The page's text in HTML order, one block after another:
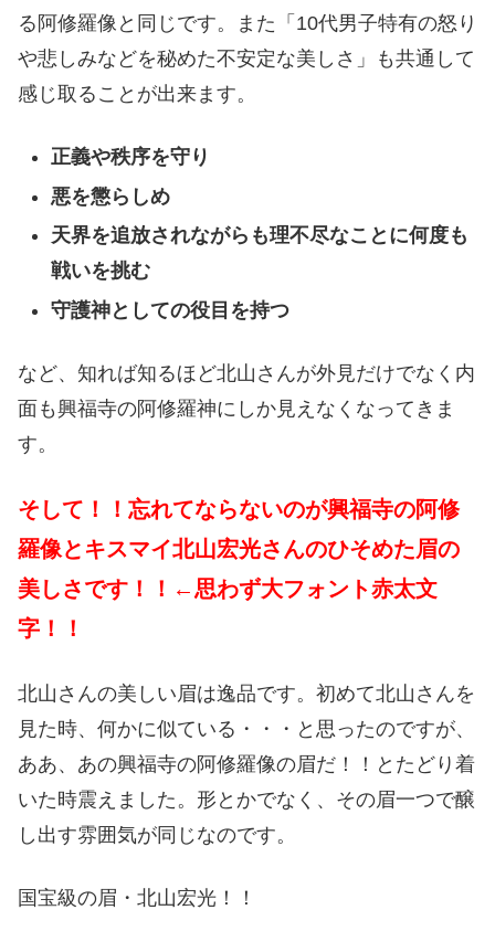
る阿修羅像と同じです。また「10代男子特有の怒り
や悲しみなどを秘めた不安定な美しさ」も共通して
感じ取ることが出来ます。
正義や秩序を守り
悪を懲らしめ
天界を追放されながらも理不尽なことに何度も
戦いを挑む
守護神としての役目を持つ
など、知れば知るほど北山さんが外見だけでなく内
面も興福寺の阿修羅神にしか見えなくなってきま
す。
そして！！忘れてならないのが興福寺の阿修
羅像とキスマイ北山宏光さんのひそめた眉の
美しさです！！←思わず大フォント赤太文
字！！
北山さんの美しい眉は逸品です。初めて北山さんを
見た時、何かに似ている・・・と思ったのですが、
ああ、あの興福寺の阿修羅像の眉だ！！とたどり着
いた時震えました。形とかでなく、その眉一つで醸
し出す雰囲気が同じなのです。
国宝級の眉・北山宏光！！